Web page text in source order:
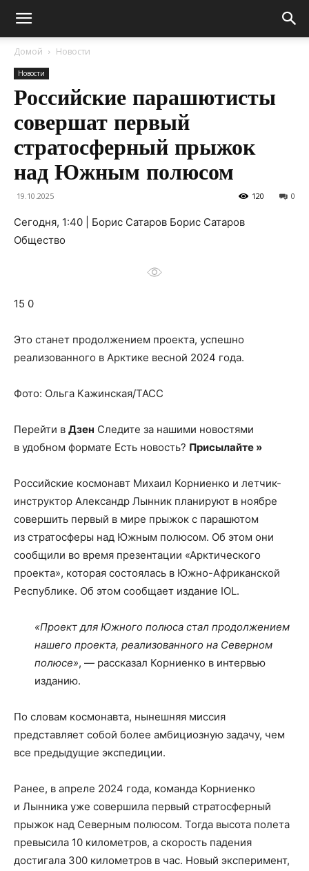
Домой Новости
Новости
Российские парашютисты
совершат первый
стратосферный прыжок
над Южным полюсом
19.10.2025 0
120
Сегодня, 1:40 | Борис Сатаров Борис Сатаров
Общество
15 0
Это станет продолжением проекта, успешно
реализованного в Арктике весной 2024 года.
Фото: Ольга Кажинская/ТАСС
Перейти в Дзен Следите за нашими новостями
в удобном формате Есть новость? Присылайте »
Российские космонавт Михаил Корниенко и летчик-
инструктор Александр Лынник планируют в ноябре
совершить первый в мире прыжок с парашютом
из стратосферы над Южным полюсом. Об этом они
сообщили во время презентации «Арктического
проекта», которая состоялась в Южно-Африканской
Республике. Об этом сообщает издание IOL.
«Проект для Южного полюса стал продолжением
нашего проекта, реализованного на Северном
полюсе», — рассказал Корниенко в интервью
изданию.
По словам космонавта, нынешняя миссия
представляет собой более амбициозную задачу, чем
все предыдущие экспедиции.
Ранее, в апреле 2024 года, команда Корниенко
и Лынника уже совершила первый стратосферный
прыжок над Северным полюсом. Тогда высота полета
превысила 10 километров, а скорость падения
достигала 300 километров в час. Новый эксперимент,